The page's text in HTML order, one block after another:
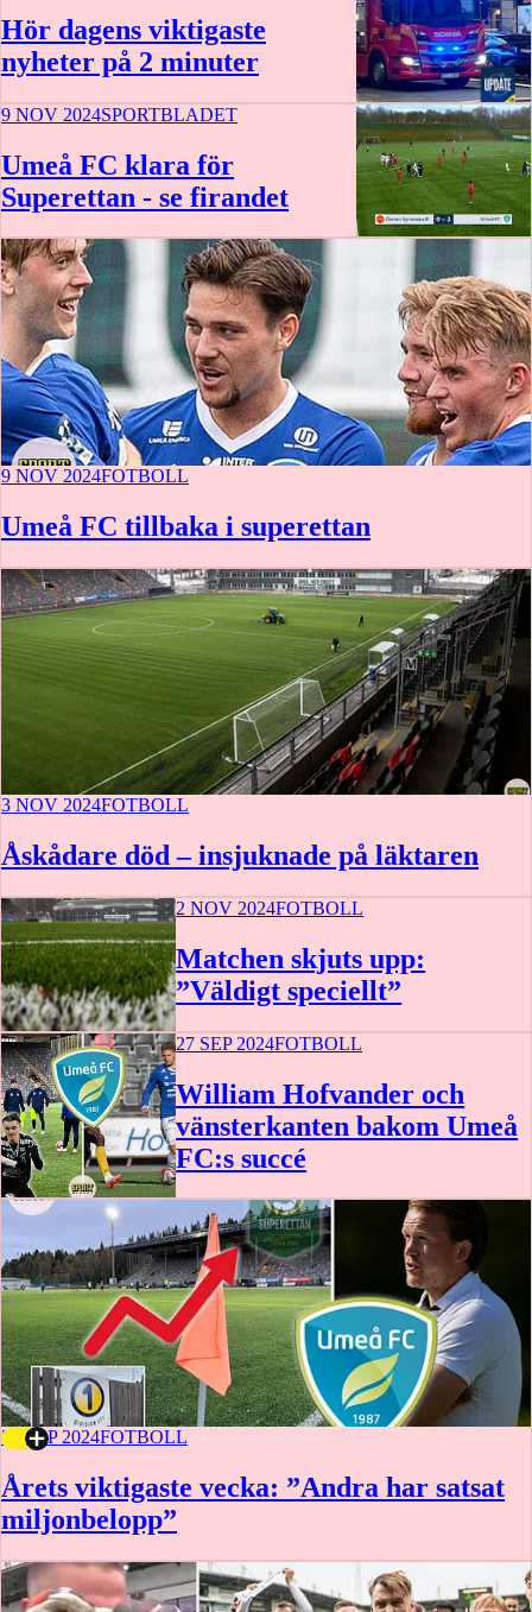
Hör dagens viktigaste
nyheter på 2 minuter
1:38
9 NOV 2024SPORTBLADET
Umeå FC klara för
Superettan - se firandet
9 NOV 2024FOTBOLL
Umeå FC tillbaka i superettan
3 NOV 2024FOTBOLL
Åskådare död – insjuknade på läktaren
2 NOV 2024FOTBOLL
Matchen skjuts upp:
”Väldigt speciellt”
27 SEP 2024FOTBOLL
William Hofvander och
vänsterkanten bakom Umeå
FC:s succé
27 SEP 2024FOTBOLL
Årets viktigaste vecka: ”Andra har satsat
miljonbelopp”